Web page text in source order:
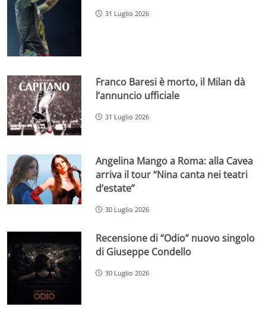
31 Luglio 2026
Franco Baresi è morto, il Milan dà
l’annuncio ufficiale
31 Luglio 2026
Angelina Mango a Roma: alla Cavea
arriva il tour “Nina canta nei teatri
d’estate”
30 Luglio 2026
Recensione di “Odio” nuovo singolo
di Giuseppe Condello
30 Luglio 2026